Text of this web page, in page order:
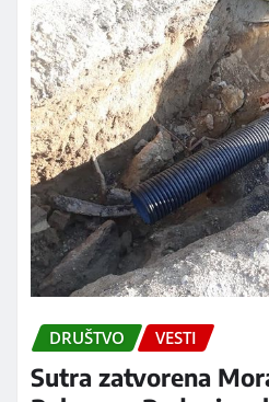
DRUŠTVO VESTI
Sutra zatvorena